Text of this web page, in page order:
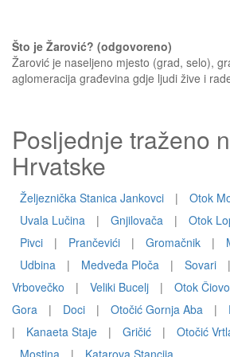
Što je Žarović? (odgovoreno)
Žarović je naseljeno mjesto (grad, selo),
aglomeracija građevina gdje ljudi žive i
Posljednje traženo
Hrvatske
Željeznička Stanica Jankovci | Otok
Uvala Lučina
| Gnjilovača | Otok
Pivci
| Prančevići | Gromačnik |
Udbina
| Medveđa Ploča | Sovari |
Vrbovečko
| Veliki Bucelj | Otok Čiovo
Gora
| Doci | Otočić Gornja Aba |
|
Kanaeta Staje | Gričić | Otočić
Mostina
| Katarova Stancija